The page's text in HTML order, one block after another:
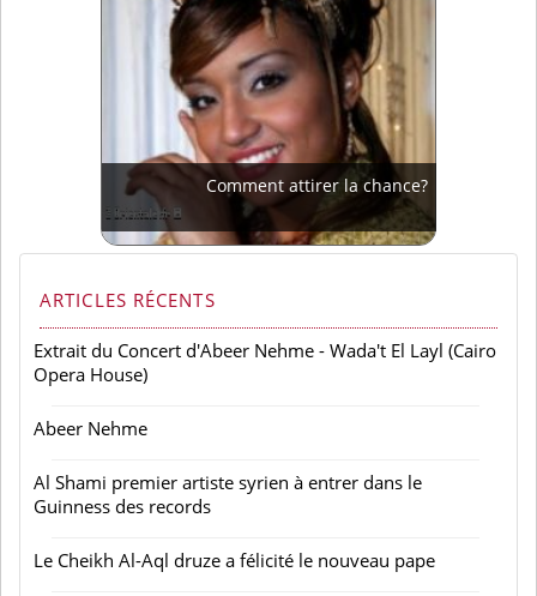
Comment attirer la chance?
ARTICLES RÉCENTS
Extrait du Concert d'Abeer Nehme - Wada't El Layl (Cairo
Opera House)
Abeer Nehme
Al Shami premier artiste syrien à entrer dans le
Guinness des records
Le Cheikh Al-Aql druze a félicité le nouveau pape